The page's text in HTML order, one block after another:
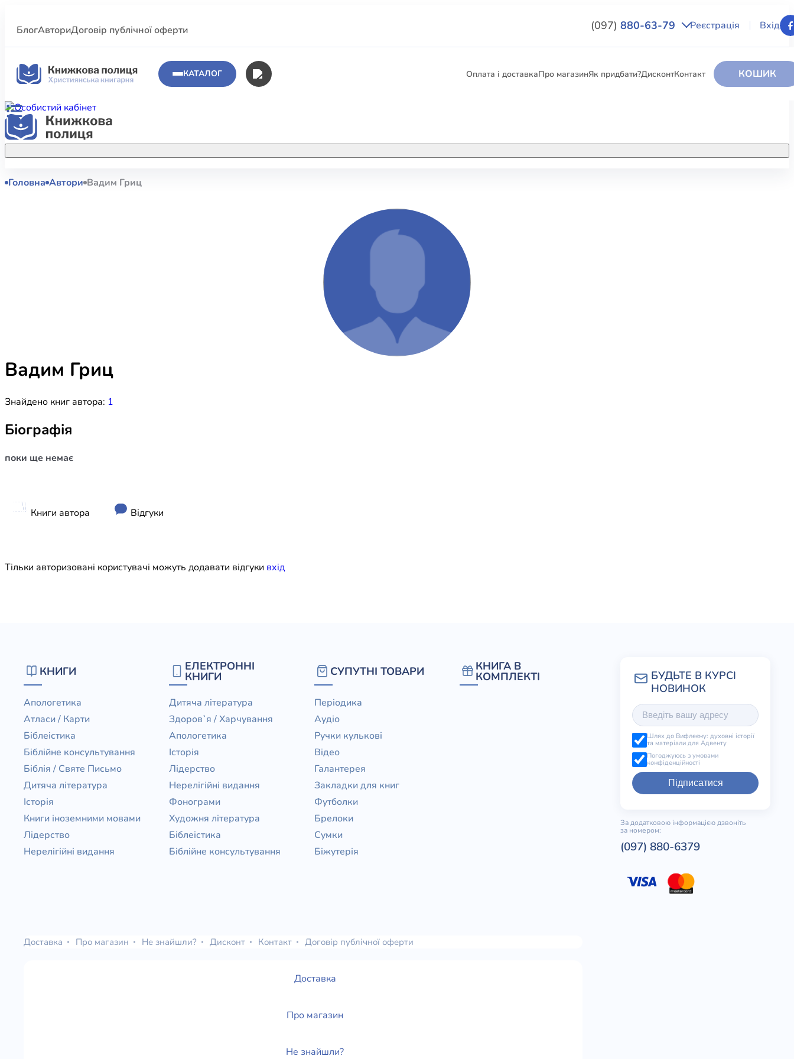
БлогАвториДоговір публічної оферти (097) 880-63-79 Реєстрація Вхід
КАТАЛОГ Оплата і доставкаПро магазинЯк придбати?ДисконтКонтакт КОШИК
Акційні пропозиції
полиці.
КНИГИ
Біблійне консультування
Художня література
ЕЛЕКТРОННІ КНИГИ
КНИГА В КОМПЛЕКТІ
Головна Автори Вадим Гриц
Вадим Гриц
Знайдено книг автора: 1
Біографія
поки ще немає
Книги автора Відгуки
Тільки авторизовані користувачі можуть додавати відгуки вхiд
КНИГИ
Апологетика
Атласи / Карти
Біблеістика
Біблійне консультування
Біблія / Святе Письмо
Дитяча література
Історія
Книги іноземними мовами
Лідерство
Нерелігійні видання
ЕЛЕКТРОННІ
КНИГИ
Дитяча література
Здоров`я / Харчування
Апологетика
Історія
Лідерство
Нерелігійні видання
Фонограми
Художня література
Біблеістика
Біблійне консультування
СУПУТНІ ТОВАРИ
Періодика
Аудіо
Ручки кулькові
Відео
Галантерея
Закладки для книг
Футболки
Брелоки
Сумки
Біжутерія
КНИГА В
КОМПЛЕКТІ
Шлях до Вифлеєму: духовні історії
та матеріали для Адвенту
Погоджуюсь з умовами
конфіденційності
Підписатися
За додатковою інформацією дзвоніть
за номером:
(097) 880-6379
Доставка Про магазин Не знайшли? Дисконт Контакт Договір публічної оферти
Доставка
Про магазин
Не знайшли?